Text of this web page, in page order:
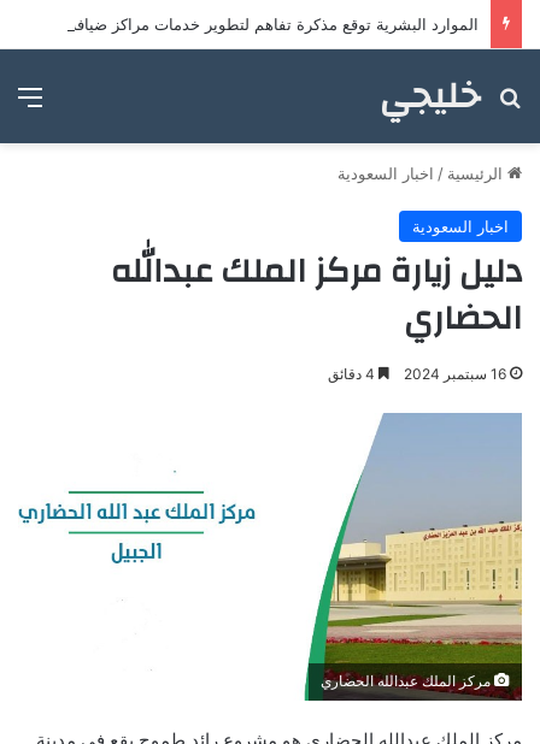
خليجي
بحث عن
الرئيسية / اخبار السعودية
اخبار السعودية
دليل زيارة مركز الملك عبدالله
الحضاري
16 سبتمبر 2024
مركز الملك عبدالله الحضاري